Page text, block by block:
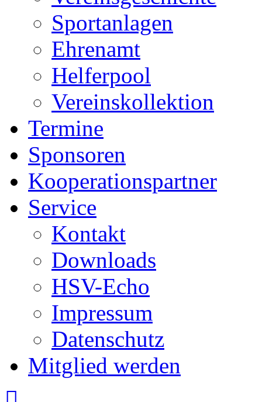
Sportanlagen
Ehrenamt
Helferpool
Vereinskollektion
Termine
Sponsoren
Kooperationspartner
Service
Kontakt
Downloads
HSV-Echo
Impressum
Datenschutz
Mitglied werden